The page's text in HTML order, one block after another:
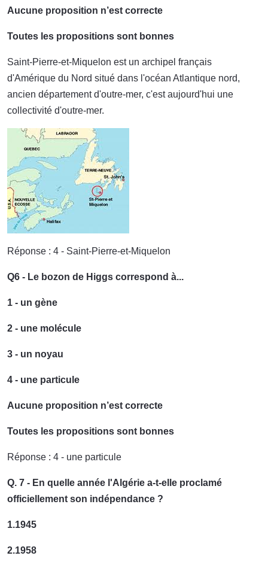
Aucune proposition n’est correcte
Toutes les propositions sont bonnes
Saint-Pierre-et-Miquelon est un archipel français
d'Amérique du Nord situé dans l'océan Atlantique nord,
ancien département d'outre-mer, c'est aujourd'hui une
collectivité d'outre-mer.
Réponse : 4 - Saint-Pierre-et-Miquelon
Q6 - Le bozon de Higgs correspond à...
1 - un gène
2 - une molécule
3 - un noyau
4 - une particule
Aucune proposition n’est correcte
Toutes les propositions sont bonnes
Réponse : 4 - une particule
Q. 7 - En quelle année l'Algérie a-t-elle proclamé
officiellement son indépendance ?
1.1945
2.1958